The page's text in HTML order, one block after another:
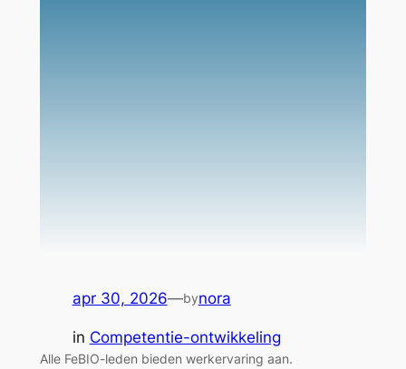
apr 30, 2026—bynora
in Competentie-ontwikkeling
Alle FeBIO-leden bieden werkervaring aan.